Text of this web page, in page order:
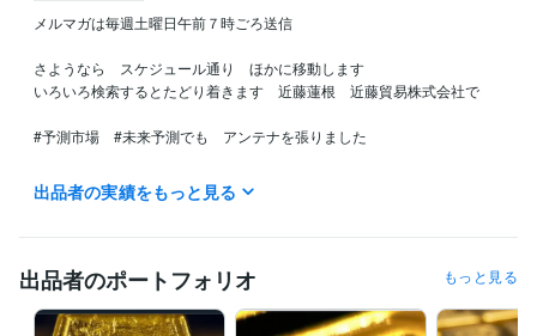
メルマガは毎週土曜日午前７時ごろ送信
さようなら　スケジュール通り　ほかに移動します
いろいろ検索するとたどり着きます　近藤蓮根　近藤貿易株式会社で
#予測市場　#未来予測でも　アンテナを張りました
今後デリバティブのための予測に軸足を動かします
マスゴミへ
マスゴミから依頼される取材　出演　全拒否
当家のCATV契約は去年の3月末に解約したのでオールドメディアはそち
出品者の実績をもっと見る
出品者のポートフォリオ もっと見る